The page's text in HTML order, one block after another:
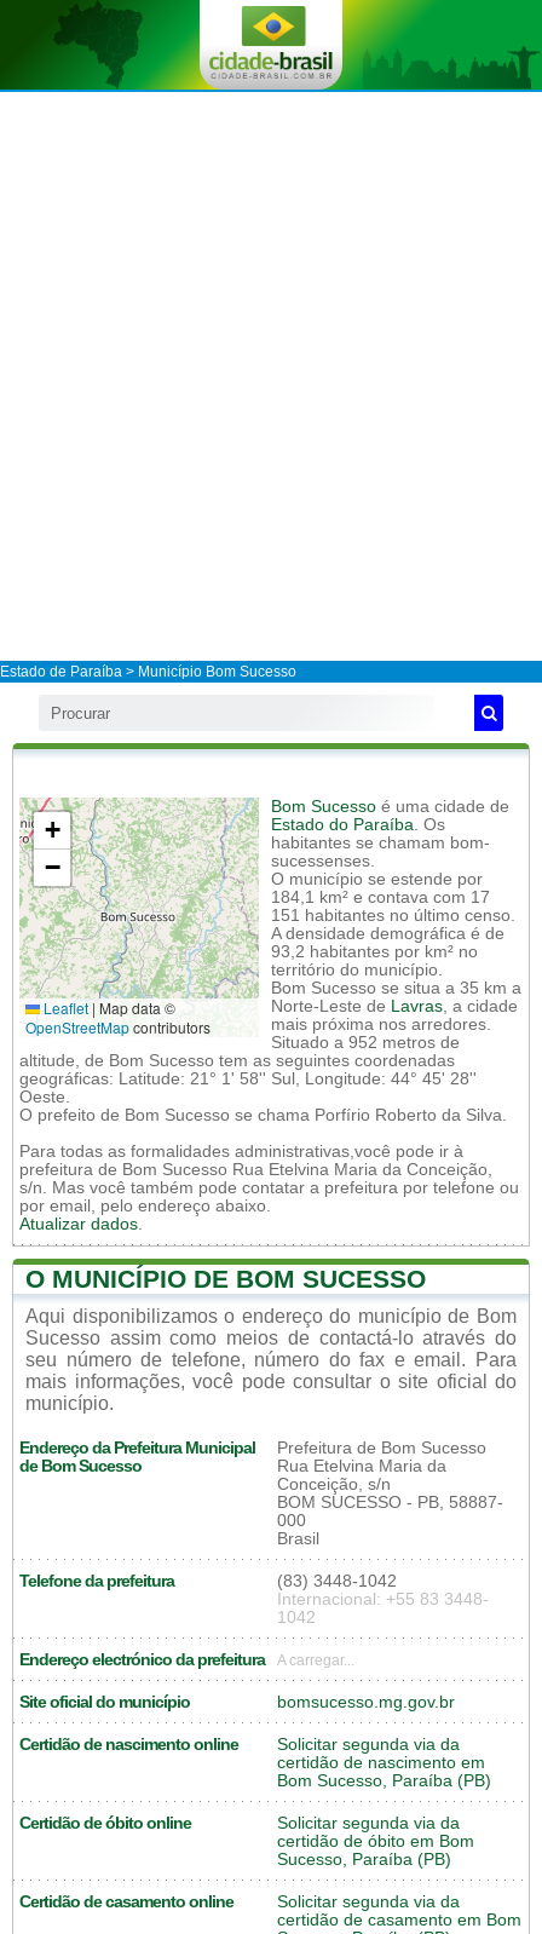
Estado de Paraíba > Município Bom Sucesso
+
−
Leaflet | Map data ©
OpenStreetMapcontributors
Bom Sucesso é uma cidade de
Estado do Paraíba. Os
habitantes se chamam bom-
sucessenses.
O município se estende por
184,1 km² e contava com 17
151 habitantes no último censo.
A densidade demográfica é de
93,2 habitantes por km² no
território do município.
Bom Sucesso se situa a 35 km a
Norte-Leste de Lavras, a cidade
mais próxima nos arredores.
Situado a 952 metros de
altitude, de Bom Sucesso tem as seguintes coordenadas
geográficas: Latitude: 21° 1' 58'' Sul, Longitude: 44° 45' 28''
Oeste.
O prefeito de Bom Sucesso se chama Porfírio Roberto da Silva.
Para todas as formalidades administrativas,você pode ir à
prefeitura de Bom Sucesso Rua Etelvina Maria da Conceição,
s/n. Mas você também pode contatar a prefeitura por telefone ou
por email, pelo endereço abaixo.
Atualizar dados.
O MUNICÍPIO DE BOM SUCESSO
Aqui disponibilizamos o endereço do município de Bom
Sucesso assim como meios de contactá-lo através do
seu número de telefone, número do fax e email. Para
mais informações, você pode consultar o site oficial do
município.
Endereço da Prefeitura Municipal
de Bom Sucesso
Prefeitura de Bom Sucesso
Rua Etelvina Maria da
Conceição, s/n
BOM SUCESSO - PB, 58887-
000
Brasil
Telefone da prefeitura
(83) 3448-1042
Internacional: +55 83 3448-
1042
Endereço electrónico da prefeitura A carregar...
Site oficial do município bomsucesso.mg.gov.br
Certidão de nascimento online
Solicitar segunda via da
certidão de nascimento em
Bom Sucesso, Paraíba (PB)
Certidão de óbito online
Solicitar segunda via da
certidão de óbito em Bom
Sucesso, Paraíba (PB)
Certidão de casamento online
Solicitar segunda via da
certidão de casamento em Bom